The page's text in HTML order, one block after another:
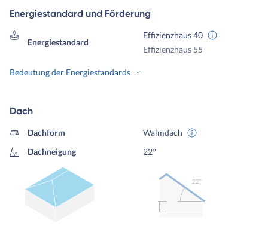
Energiestandard und Förderung
Energiestandard
Effizienzhaus 40
Effizienzhaus 55
Bedeutung der Energiestandards
Dach
Dachform
Walmdach
Dachneigung
22°
22º